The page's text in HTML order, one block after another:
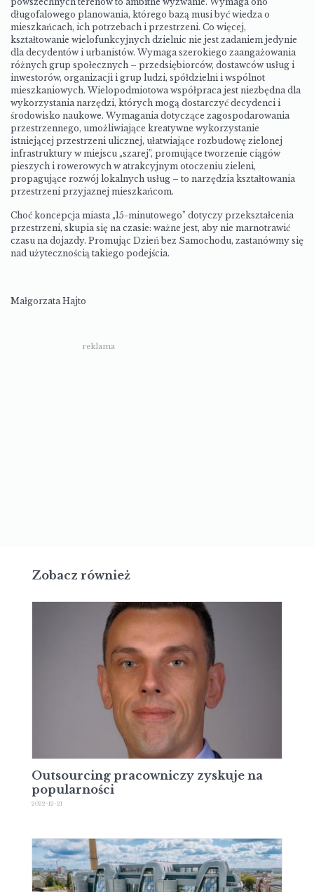
długofalowego planowania, którego bazą musi być wiedza o
mieszkańcach, ich potrzebach i przestrzeni. Co więcej,
kształtowanie wielofunkcyjnych dzielnic nie jest zadaniem jedynie
dla decydentów i urbanistów. Wymaga szerokiego zaangażowania
różnych grup społecznych – przedsiębiorców, dostawców usług i
inwestorów, organizacji i grup ludzi, spółdzielni i wspólnot
mieszkaniowych. Wielopodmiotowa współpraca jest niezbędna dla
wykorzystania narzędzi, których mogą dostarczyć decydenci i
środowisko naukowe. Wymagania dotyczące zagospodarowania
przestrzennego, umożliwiające kreatywne wykorzystanie
istniejącej przestrzeni ulicznej, ułatwiające rozbudowę zielonej
infrastruktury w miejscu „szarej”, promujące tworzenie ciągów
pieszych i rowerowych w atrakcyjnym otoczeniu zieleni,
propagujące rozwój lokalnych usług – to narzędzia kształtowania
przestrzeni przyjaznej mieszkańcom.
Choć koncepcja miasta „15-minutowego” dotyczy przekształcenia
przestrzeni, skupia się na czasie: ważne jest, aby nie marnotrawić
czasu na dojazdy. Promując Dzień bez Samochodu, zastanówmy się
nad użytecznością takiego podejścia.
Małgorzata Hajto
reklama
Zobacz również
Outsourcing pracowniczy zyskuje na
popularności
2022-12-21